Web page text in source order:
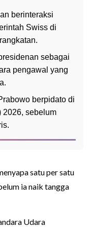
berinteraksi
Swiss di
sebagai
pengawal yang
berpidato di
2026, sebelum
satu per satu
ia naik tangga
Udara